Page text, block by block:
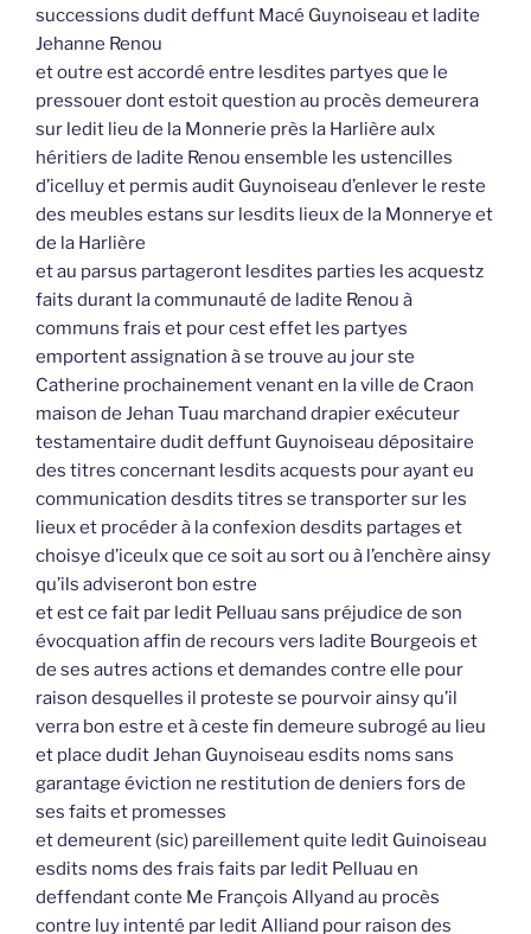
successions dudit deffunt Macé Guynoiseau et ladite
Jehanne Renou
et outre est accordé entre lesdites partyes que le
pressouer dont estoit question au procès demeurera
sur ledit lieu de la Monnerie près la Harlière aulx
héritiers de ladite Renou ensemble les ustencilles
d’icelluy et permis audit Guynoiseau d’enlever le reste
des meubles estans sur lesdits lieux de la Monnerye et
de la Harlière
et au parsus partageront lesdites parties les acquestz
faits durant la communauté de ladite Renou à
communs frais et pour cest effet les partyes
emportent assignation à se trouve au jour ste
Catherine prochainement venant en la ville de Craon
maison de Jehan Tuau marchand drapier exécuteur
testamentaire dudit deffunt Guynoiseau dépositaire
des titres concernant lesdits acquests pour ayant eu
communication desdits titres se transporter sur les
lieux et procéder à la confexion desdits partages et
choisye d’iceulx que ce soit au sort ou à l’enchère ainsy
qu’ils adviseront bon estre
et est ce fait par ledit Pelluau sans préjudice de son
évocquation affin de recours vers ladite Bourgeois et
de ses autres actions et demandes contre elle pour
raison desquelles il proteste se pourvoir ainsy qu’il
verra bon estre et à ceste fin demeure subrogé au lieu
et place dudit Jehan Guynoiseau esdits noms sans
garantage éviction ne restitution de deniers fors de
ses faits et promesses
et demeurent (sic) pareillement quite ledit Guinoiseau
esdits noms des frais faits par ledit Pelluau en
deffendant conte Me François Allyand au procès
contre luy intenté par ledit Alliand pour raison des